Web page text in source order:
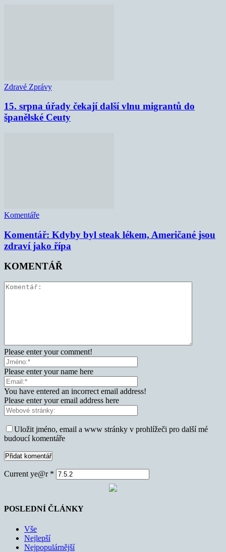
Zdravé Zprávy
15. srpna úřady čekají další vlnu migrantů do
španělské Ceuty
Komentáře
Komentář: Kdyby byl steak lékem, Američané jsou
zdraví jako řípa
KOMENTÁŘ
Please enter your comment!
Please enter your name here
You have entered an incorrect email address!
Please enter your email address here
Uložit jméno, email a www stránky v prohlížeči pro další mé
budoucí komentáře
Current ye@r *
POSLEDNÍ ČLÁNKY
Vše
Nejlepší
Nejpopulárnější